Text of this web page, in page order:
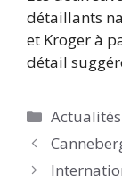
détaillants
et Kroger à
détail